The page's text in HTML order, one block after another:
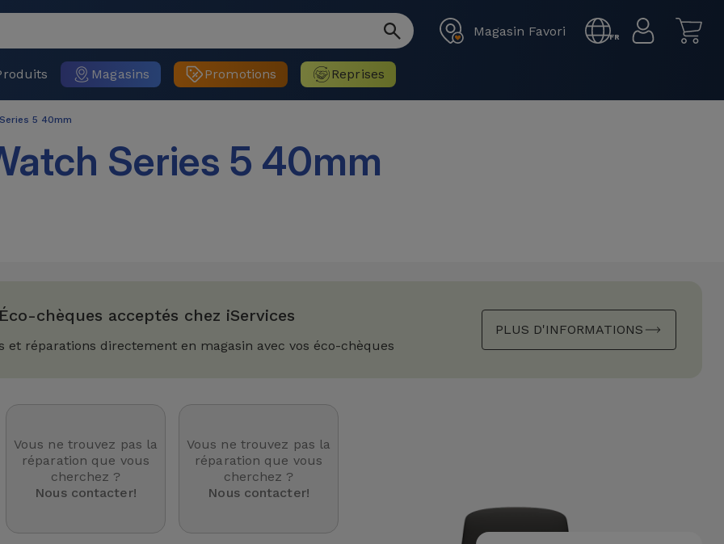
Magasin Favori FR
Magasins Promotions Reprises
5 40mm
Series 5 40mm
Éco-chèques acceptés chez iServices
et réparations directement en magasin avec vos éco-chèques
PLUS D'INFORMATIONS
Vous ne trouvez pas la
réparation que vous
cherchez ?
Nous contacter!
Vous ne trouvez pas la
réparation que vous
cherchez ?
Nous contacter!